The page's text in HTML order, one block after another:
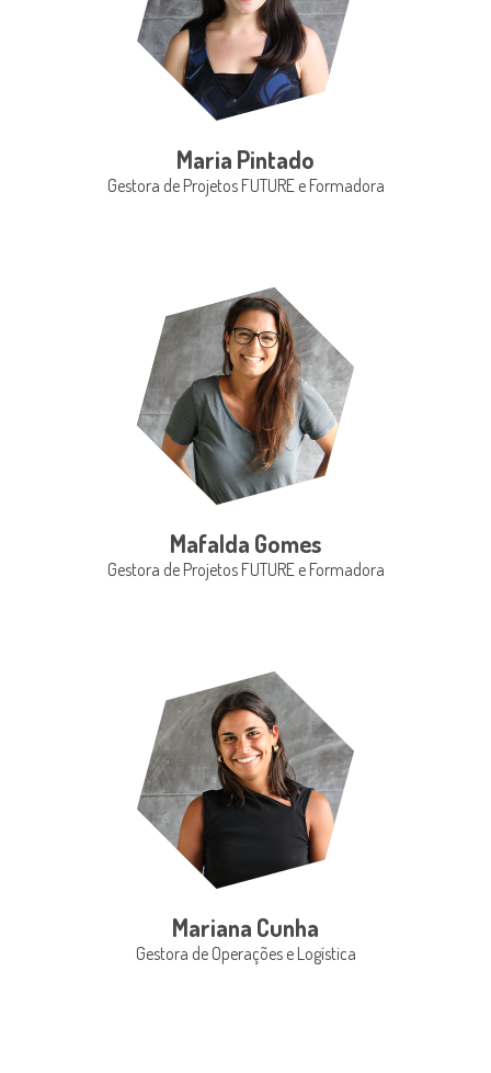
Maria Pintado
Gestora de Projetos FUTURE e Formadora
Mafalda Gomes
Gestora de Projetos FUTURE e Formadora
Mariana Cunha
Gestora de Operações e Logística